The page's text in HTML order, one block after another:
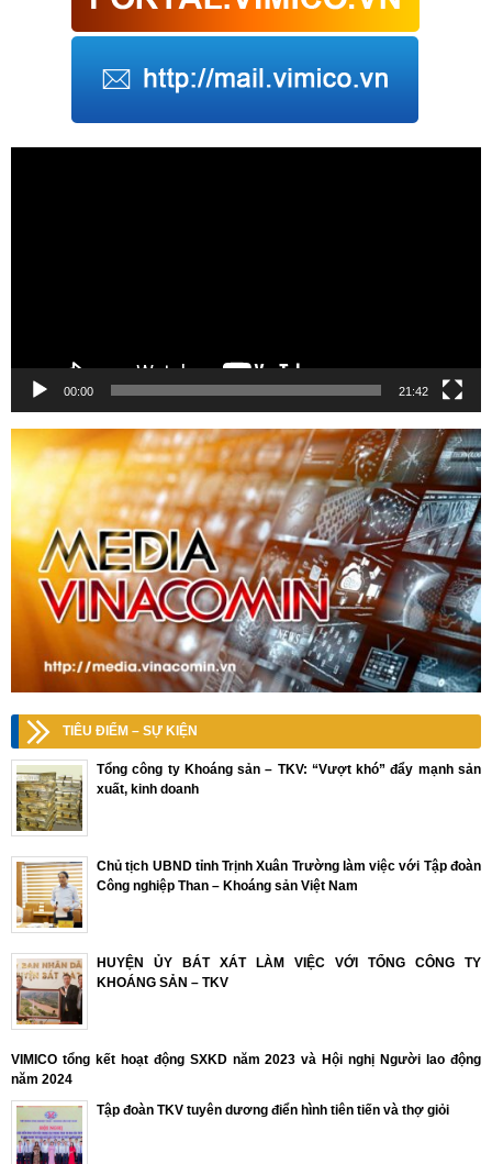
00:00 21:42
TIÊU ĐIỂM – SỰ KIỆN
Tổng công ty Khoáng sản – TKV: “Vượt khó” đẩy mạnh sản
xuất, kinh doanh
Chủ tịch UBND tỉnh Trịnh Xuân Trường làm việc với Tập đoàn
Công nghiệp Than – Khoáng sản Việt Nam
HUYỆN ỦY BÁT XÁT LÀM VIỆC VỚI TỔNG CÔNG TY
KHOÁNG SẢN – TKV
VIMICO tổng kết hoạt động SXKD năm 2023 và Hội nghị Người lao động
năm 2024
Tập đoàn TKV tuyên dương điển hình tiên tiến và thợ giỏi